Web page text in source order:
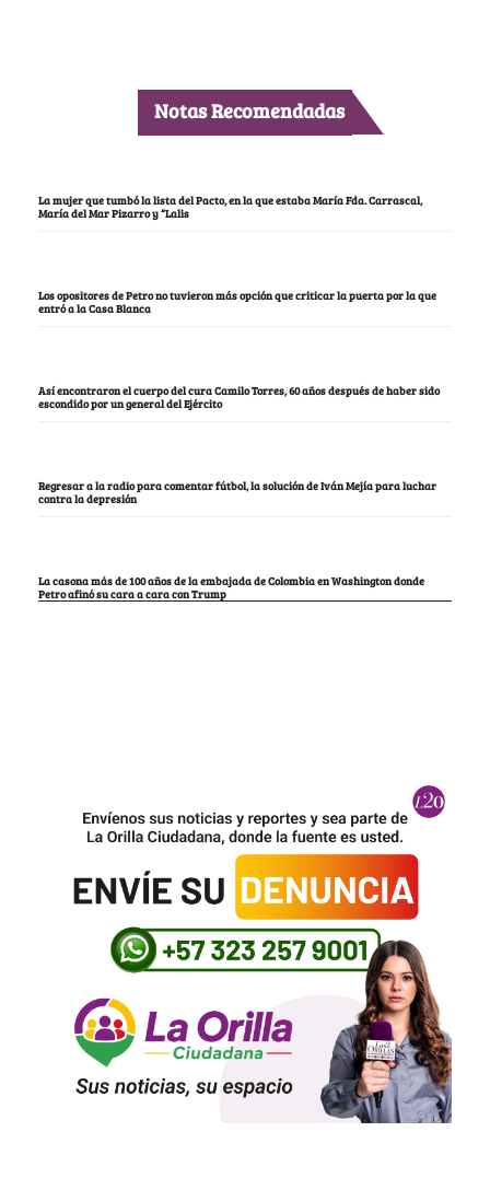
Notas Recomendadas
La mujer que tumbó la lista del Pacto, en la que estaba María Fda. Carrascal,
María del Mar Pizarro y “Lalis
Los opositores de Petro no tuvieron más opción que criticar la puerta por la que
entró a la Casa Blanca
Así encontraron el cuerpo del cura Camilo Torres, 60 años después de haber sido
escondido por un general del Ejército
Regresar a la radio para comentar fútbol, la solución de Iván Mejía para luchar
contra la depresión
La casona más de 100 años de la embajada de Colombia en Washington donde
Petro afinó su cara a cara con Trump